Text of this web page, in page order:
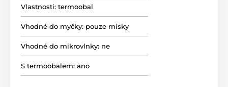
Vlastnosti: termoobal
Vhodné do myčky: pouze misky
Vhodné do mikrovlnky: ne
S termoobalem: ano